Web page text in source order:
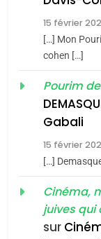
15 février
[…] Mon
cohen […]
Pourim
Gabali
15 février
[…]
Cinéma,
juives qui
sur